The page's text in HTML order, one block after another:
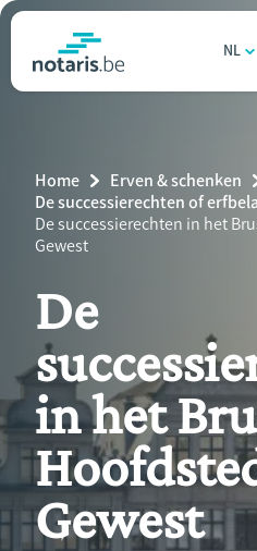
Overslaan
naar
gaan
notaris.behomepage
NL
Relatie & samenleven
Ondernemen
Over de notaris
Rekenmodules
Breadcrumb
Home Erven & schenken
De successierechten of
Current
Page:
De successierechten in het
Gewest
De
in het
Gewest